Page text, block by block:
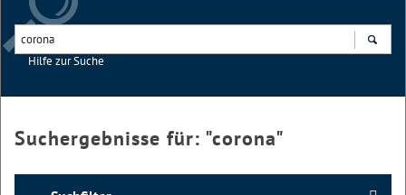
Hilfe zur Suche
Suchergebnisse für: "corona"